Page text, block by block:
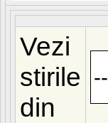
Vezi
stirile
din